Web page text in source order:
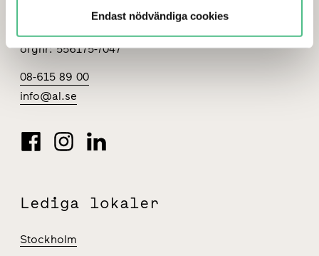
Endast nödvändiga cookies
131 04 Nacka
orgnr: 556175-7047
08-615 89 00
info@al.se
Lediga lokaler
Stockholm